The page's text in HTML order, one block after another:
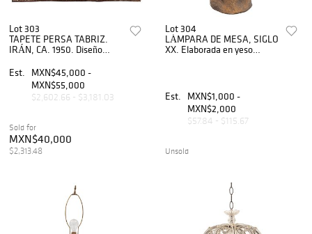
Lot 303
TAPETE PERSA TABRIZ.
IRÁN, CA. 1950. Diseño
mano con fibras de lana en
base de algodón entintadas
con colores.
Est.
MXN$45,000 -
MXN$55,000
$2,602.66 - $3,181.03
Sold for
MXN$40,000
$2,313.48
Lot 304
LÁMPARA DE MESA, SIGLO
XX. Elaborada en yeso
recolector con guadaña
Est.
MXN$1,000 -
MXN$2,000
$57.84 - $115.67
Unsold